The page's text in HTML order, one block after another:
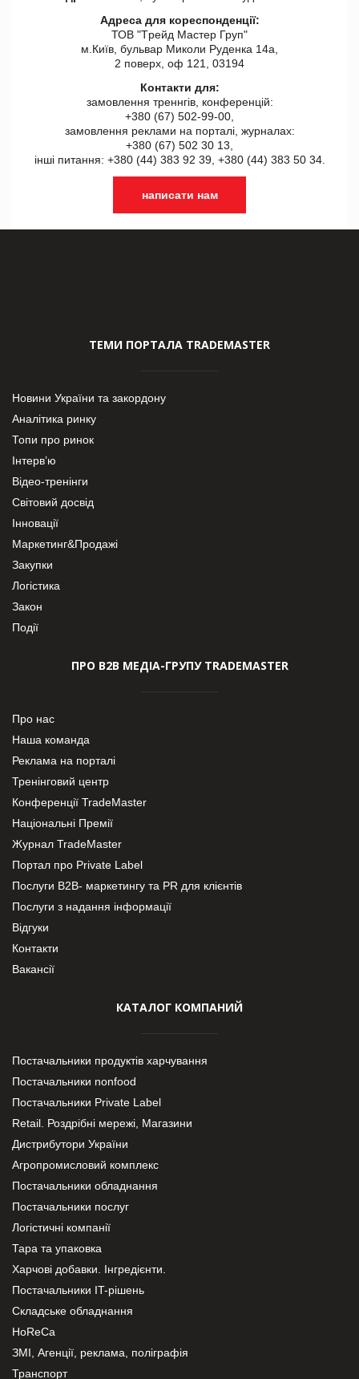
Адреса для кореспонденції:
ТОВ "Tрейд Мастер Груп"
м.Київ, бульвар Миколи Руденка 14а,
2 поверх, оф 121, 03194
Контакти для:
замовлення треннгів, конференцій:
+380 (67) 502-99-00,
замовлення реклами на порталі, журналах:
+380 (67) 502 30 13,
інші питання: +380 (44) 383 92 39, +380 (44) 383 50 34.
написати нам
ТЕМИ ПОРТАЛА TRADEMASTER
Новини України та закордону
Аналітика ринку
Топи про ринок
Інтерв’ю
Відео-тренінги
Світовий досвід
Інновації
Маркетинг&Продажі
Закупки
Логістика
Закон
Події
ПРО В2В МЕДІА-ГРУПУ TRADEMASTER
Про нас
Наша команда
Реклама на порталі
Тренінговий центр
Конференції TradeMaster
Національні Премії
Журнал TradeMaster
Портал про Private Label
Послуги В2В- маркетингу та PR для клієнтів
Послуги з надання інформації
Відгуки
Контакти
Вакансії
КАТАЛОГ КОМПАНИЙ
Постачальники продуктів харчування
Постачальники nonfood
Постачальники Private Label
Retail. Роздрібні мережі, Магазини
Дистрибутори України
Агропромисловий комплекс
Постачальники обладнання
Постачальники послуг
Логістичні компанії
Тара та упаковка
Харчові добавки. Інгредієнти.
Постачальники IT-рішень
Складське обладнання
HoReCa
ЗМІ, Агенції, реклама, поліграфія
Транспорт